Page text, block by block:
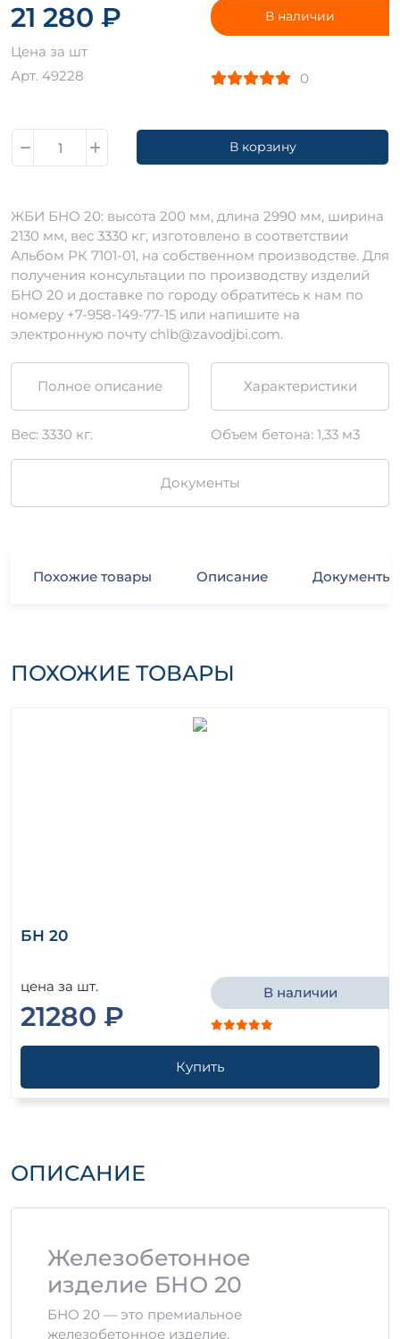
21 280 ₽
Цена за шт
Арт. 49228
В наличии
0
В корзину
ЖБИ БНО 20: высота 200 мм, длина 2990 мм, ширина
2130 мм, вес 3330 кг, изготовлено в соответствии
Альбом РК 7101-01, на собственном производстве. Для
получения консультации по производству изделий
БНО 20 и доставке по городу обратитесь к нам по
номеру +7-958-149-77-15 или напишите на
электронную почту chlb@zavodjbi.com.
Полное описание Характеристики
Вес: 3330 кг. Объем бетона: 1,33 м3
Документы
Похожие товары Описание Документы
ПОХОЖИЕ ТОВАРЫ
БН 20
цена за шт.
21280 ₽
В наличии
Купить
ОПИСАНИЕ
Железобетонное
изделие БНО 20
БНО 20 — это премиальное
железобетонное изделие,